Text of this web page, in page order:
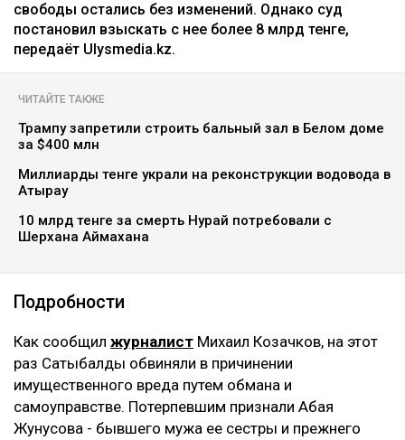
свободы остались без изменений. Однако суд
постановил взыскать с нее более 8 млрд тенге,
передаёт Ulysmedia.kz.
ЧИТАЙТЕ ТАКЖЕ
Трампу запретили строить бальный зал в Белом доме
за $400 млн
Миллиарды тенге украли на реконструкции водовода в
Атырау
10 млрд тенге за смерть Нурай потребовали с
Шерхана Аймахана
Подробности
Как сообщил журналист Михаил Козачков, на этот
раз Сатыбалды обвиняли в причинении
имущественного вреда путем обмана и
самоуправстве. Потерпевшим признали Абая
Жунусова - бывшего мужа ее сестры и прежнего